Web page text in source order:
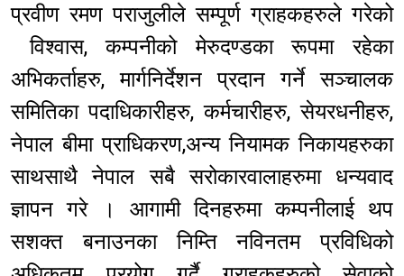
प्रवीण रमण पराजुलीले सम्पूर्ण ग्राहकहरुले गरेको
विश्वास, कम्पनीको मेरुदण्डका रूपमा रहेका
अभिकर्ताहरु, मार्गनिर्देशन प्रदान गर्ने सञ्चालक
समितिका पदाधिकारीहरु, कर्मचारीहरु, सेयरधनीहरु,
नेपाल बीमा प्राधिकरण,अन्य नियामक निकायहरुका
साथसाथै नेपाल सबै सरोकारवालाहरुमा धन्यवाद
ज्ञापन गरे । आगामी दिनहरुमा कम्पनीलाई थप
सशक्त बनाउनका निम्ति नविनतम प्रविधिको